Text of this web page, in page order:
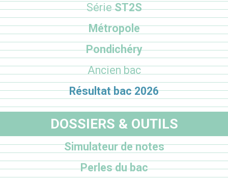
SérieST2S
Métropole
Pondichéry
Ancien bac
Résultat bac 2026
DOSSIERS & OUTILS
Simulateur de notes
Perles du bac